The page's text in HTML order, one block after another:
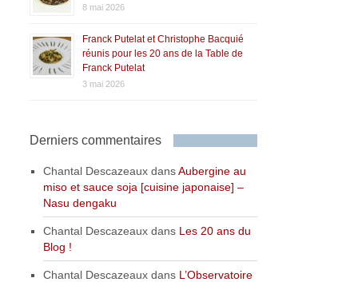
8 mai 2026
Franck Putelat et Christophe Bacquié
réunis pour les 20 ans de la Table de
Franck Putelat
3 mai 2026
Derniers commentaires
Chantal Descazeaux dansAubergine au
miso et sauce soja [cuisine japonaise] –
Nasu dengaku
Chantal Descazeaux dans Les 20 ans du
Blog !
Chantal Descazeaux dans L’Observatoire